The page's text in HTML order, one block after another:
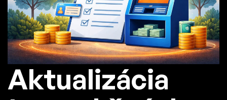
Aktualizácia